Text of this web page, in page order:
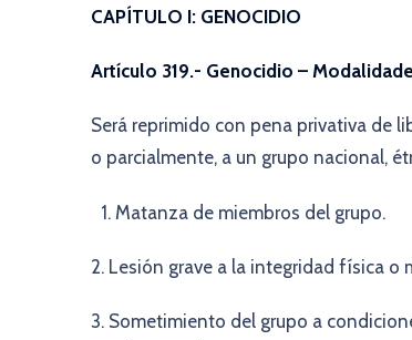
CAPÍTULO I: GENOCIDIO
Artículo 319.- Genocidio –
Será reprimido con pena privativa de
o parcialmente, a un grupo nacional,
Matanza de miembros del grupo.
2. Lesión grave a la integridad física o
3. Sometimiento del grupo a